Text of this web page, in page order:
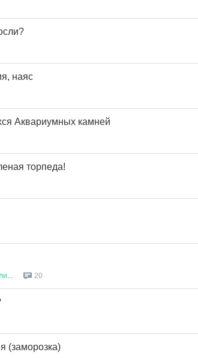
наяс
Аквариумных камней
торпеда!
20
(заморозка)